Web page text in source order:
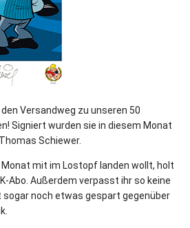
Versandweg zu unseren 50
Signiert wurden sie in diesem Monat
Schiewer.
Monat mit im Lostopf landen wollt, holt
Abo. Außerdem verpasst ihr so keine
sogar noch etwas gespart gegenüber